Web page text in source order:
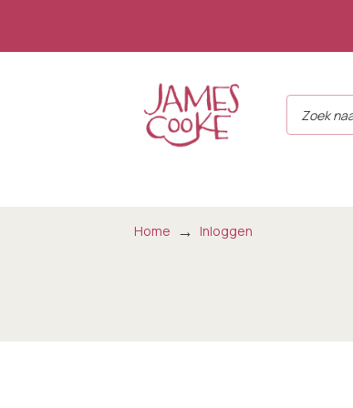
Home Inloggen